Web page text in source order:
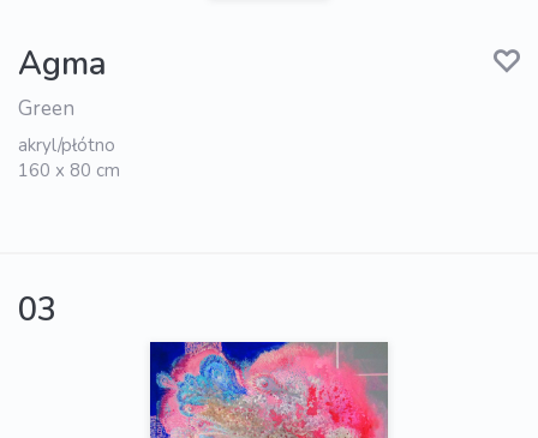
Agma
Green
akryl/płótno
160 x 80 cm
03